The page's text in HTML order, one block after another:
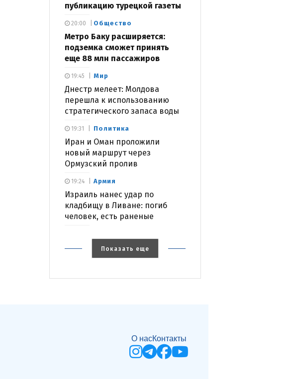
публикацию турецкой газеты
Общество
Метро Баку расширяется:
подземка сможет принять
еще 88 млн пассажиров
20:00
Мир
Днестр мелеет: Молдова
перешла к использованию
стратегического запаса воды
19:45
Политика
Иран и Оман проложили
новый маршрут через
Ормузский пролив
19:31
Армия
Израиль нанес удар по
кладбищу в Ливане: погиб
человек, есть раненые
19:24
Показать еще
О насКонтакты